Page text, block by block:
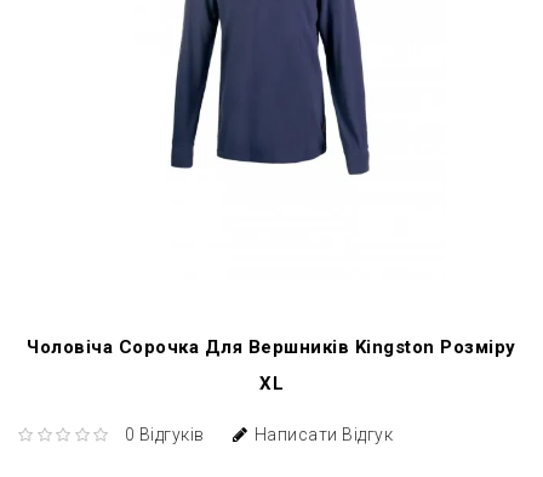
Чоловіча Сорочка Для Вершників Kingston Розміру
XL
0 Відгуків Написати Відгук